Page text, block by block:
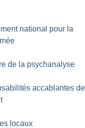
national pour la
de la psychanalyse
accablantes de
locaux